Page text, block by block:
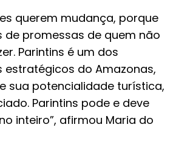
querem mudança, porque
de promessas de quem não
Parintins é um dos
estratégicos do Amazonas,
sua potencialidade turística,
Parintins pode e deve
inteiro”, afirmou Maria do